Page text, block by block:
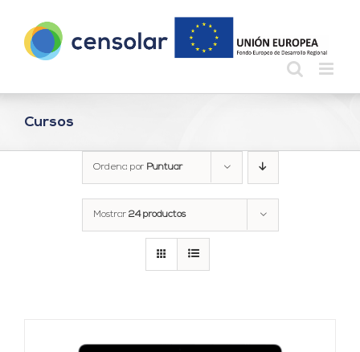
contenido
Cursos
Ordena por Puntuar
Mostrar 24 productos